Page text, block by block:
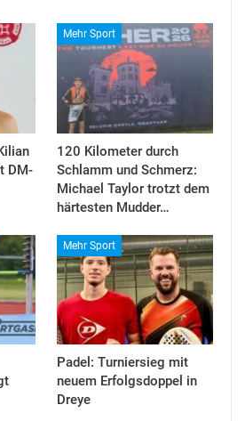
DM-
Mehr Sport
120 Kilometer durch
Schlamm und Schmerz:
Michael Taylor trotzt dem
härtesten Mudder…
Mehr Sport
Padel: Turniersieg mit
neuem Erfolgsdoppel in
Dreye